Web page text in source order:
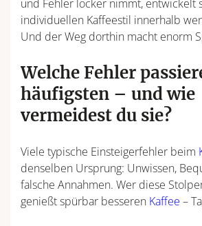
und Fehler locker nimmt, entwickelt
individuellen Kaffeestil innerhalb
Und der Weg dorthin macht enorm
Welche Fehler
häufigsten – und wie
vermeidest du sie?
Viele typische Einsteigerfehler beim
denselben Ursprung: Unwissen,
falsche Annahmen. Wer diese
genießt spürbar besseren Kaffee –